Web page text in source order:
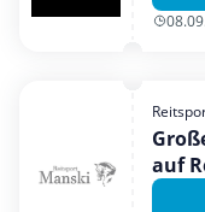
Shopping
Urlaub & Reise
auf